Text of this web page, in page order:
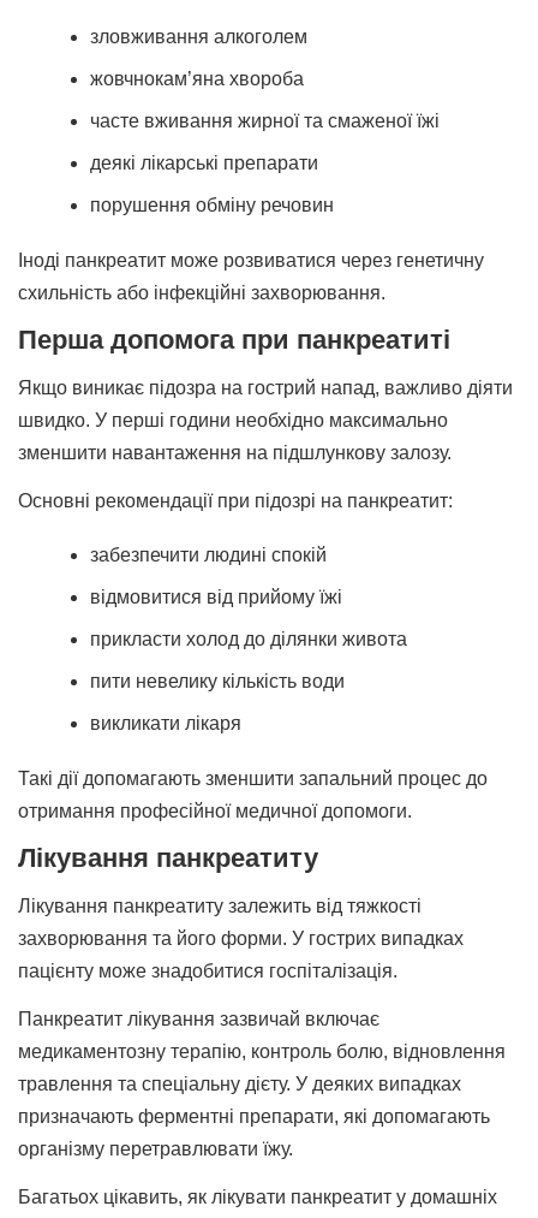
зловживання алкоголем
жовчнокам’яна хвороба
часте вживання жирної та смаженої їжі
деякі лікарські препарати
порушення обміну речовин
Іноді панкреатит може розвиватися через генетичну
схильність або інфекційні захворювання.
Перша допомога при панкреатиті
Якщо виникає підозра на гострий напад, важливо діяти
швидко. У перші години необхідно максимально
зменшити навантаження на підшлункову залозу.
Основні рекомендації при підозрі на панкреатит:
забезпечити людині спокій
відмовитися від прийому їжі
прикласти холод до ділянки живота
пити невелику кількість води
викликати лікаря
Такі дії допомагають зменшити запальний процес до
отримання професійної медичної допомоги.
Лікування панкреатиту
Лікування панкреатиту залежить від тяжкості
захворювання та його форми. У гострих випадках
пацієнту може знадобитися госпіталізація.
Панкреатит лікування зазвичай включає
медикаментозну терапію, контроль болю, відновлення
травлення та спеціальну дієту. У деяких випадках
призначають ферментні препарати, які допомагають
організму перетравлювати їжу.
Багатьох цікавить, як лікувати панкреатит у домашніх